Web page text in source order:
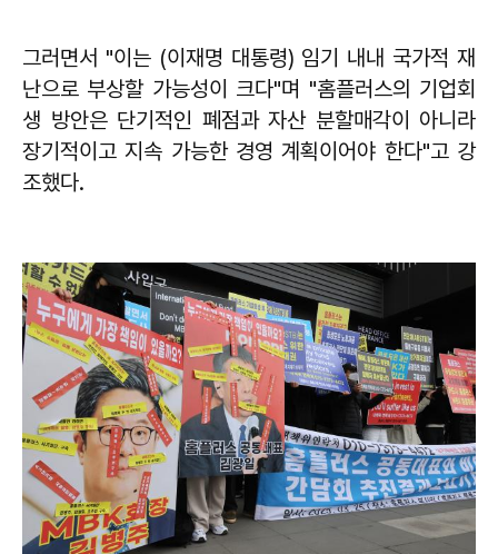
그러면서 "이는 (이재명 대통령) 임기 내내 국가적 재
난으로 부상할 가능성이 크다"며 "홈플러스의 기업회
생 방안은 단기적인 폐점과 자산 분할매각이 아니라
장기적이고 지속 가능한 경영 계획이어야 한다"고 강
조했다.